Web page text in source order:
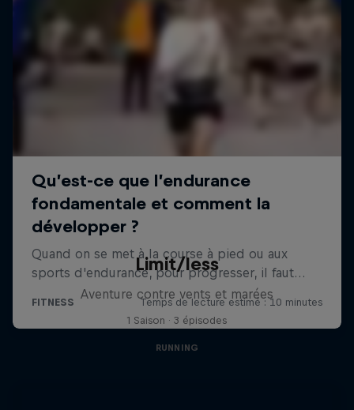
Limit/less
Aventure contre vents et marées
1 Saison · 3 épisodes
RUNNING